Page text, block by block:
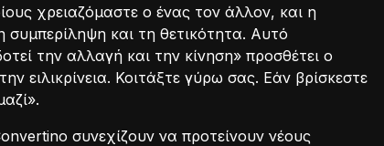
χρειαζόμαστε ο ένας τον άλλον, και η
συμπερίληψη και τη θετικότητα. Αυτό
την αλλαγή και την κίνηση» προσθέτει ο
ειλικρίνεια. Κοιτάξτε γύρω σας. Εάν βρίσκεστε
συνεχίζουν να προτείνουν νέους